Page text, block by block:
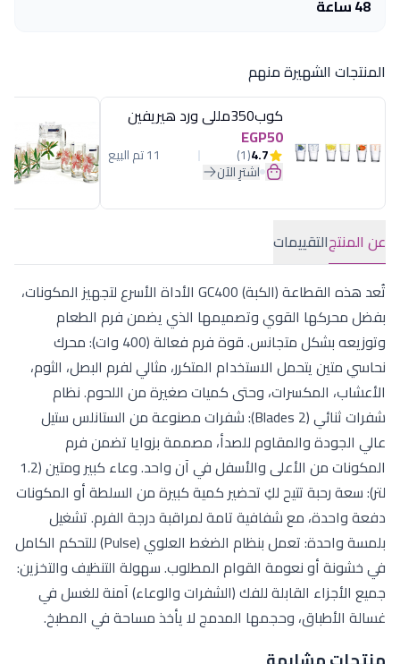
48 ساعة
المنتجات الشهيرة منهم
كوب350مللى ورد هيريفين
EGP50
4.7
(1) 11 تم البيع
اشترِ الآن
عن المنتجالتقييمات
تُعد هذه القطاعة (الكبة) GC400 الأداة الأسرع لتجهيز المكونات،
بفضل محركها القوي وتصميمها الذي يضمن فرم الطعام
وتوزيعه بشكل متجانس. قوة فرم فعالة (400 وات): محرك
نحاسي متين يتحمل الاستخدام المتكرر، مثالي لفرم البصل، الثوم،
الأعشاب، المكسرات، وحتى كميات صغيرة من اللحوم. نظام
شفرات ثنائي (2 Blades): شفرات مصنوعة من الستانلس ستيل
عالي الجودة والمقاوم للصدأ، مصممة بزوايا تضمن فرم
المكونات من الأعلى والأسفل في آن واحد. وعاء كبير ومتين (1.2
لتر): سعة رحبة تتيح لكِ تحضير كمية كبيرة من السلطة أو المكونات
دفعة واحدة، مع شفافية تامة لمراقبة درجة الفرم. تشغيل
بلمسة واحدة: تعمل بنظام الضغط العلوي (Pulse) للتحكم الكامل
في خشونة أو نعومة القوام المطلوب. سهولة التنظيف والتخزين:
جميع الأجزاء القابلة للفك (الشفرات والوعاء) آمنة للغسل في
غسالة الأطباق، وحجمها المدمج لا يأخذ مساحة في المطبخ.